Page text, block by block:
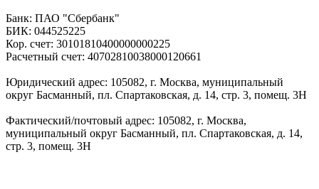
Банк: ПАО "Сбербанк"
БИК: 044525225
Кор. счет: 30101810400000000225
Расчетный счет: 40702810038000120661
Юридический адрес: 105082, г. Москва, муниципальный
округ Басманный, пл. Спартаковская, д. 14, стр. 3, помещ. 3Н
Фактический/почтовый адрес: 105082, г. Москва,
муниципальный округ Басманный, пл. Спартаковская, д. 14,
стр. 3, помещ. 3Н